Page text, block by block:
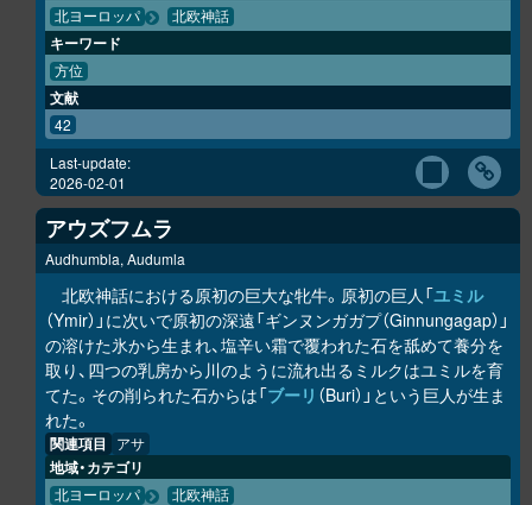
北ヨーロッパ 北欧神話
キーワード
方位
文献
42
Last-update:
2026-02-01
アウズフムラ
Audhumbla, Audumla
北欧神話における原初の巨大な牝牛。原初の巨人「ユミル
（Ymir）」に次いで原初の深遠「ギンヌンガガプ（Ginnungagap）」
の溶けた氷から生まれ、塩辛い霜で覆われた石を舐めて養分を
取り、四つの乳房から川のように流れ出るミルクはユミルを育
てた。その削られた石からは「ブーリ （Buri）」という巨人が生ま
れた。
関連項目 アサ
地域・カテゴリ
北ヨーロッパ 北欧神話